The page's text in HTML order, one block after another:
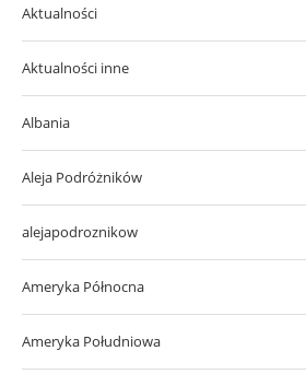
Aktualności
Aktualności inne
Albania
Aleja Podróżników
alejapodroznikow
Ameryka Północna
Ameryka Południowa